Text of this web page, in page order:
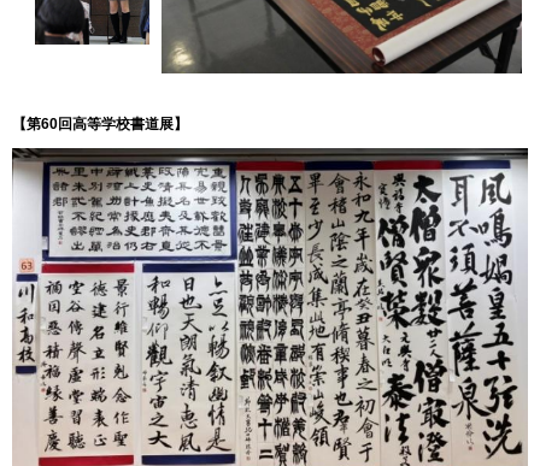
【第60回高等学校書道展】